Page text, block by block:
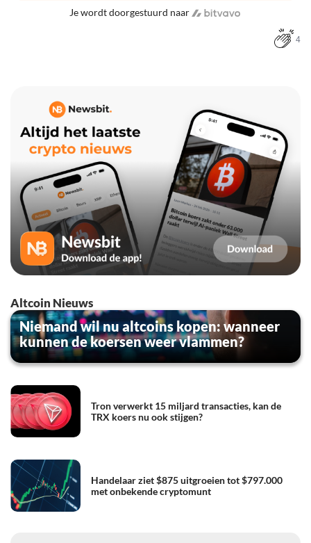
Je wordt doorgestuurd naar
4
Altcoin Nieuws
Niemand wil nu altcoins kopen: wanneer
kunnen de koersen weer vlammen?
Tron verwerkt 15 miljard transacties, kan de
TRX koers nu ook stijgen?
Handelaar ziet $875 uitgroeien tot $797.000
met onbekende cryptomunt